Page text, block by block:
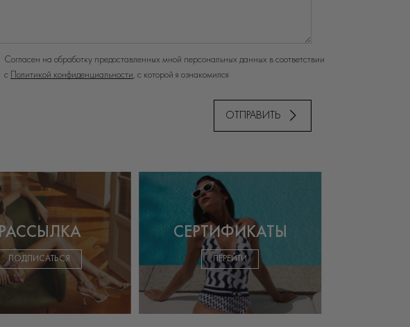
Согласен на обработку предоставленных мной персональных данных в соответствии
с
Политикой конфиденциальности, с которой я ознакомился
ОТПРАВИТЬ
РАССЫЛКА
ПОДПИСАТЬСЯ
СЕРТИФИКАТЫ
ПЕРЕЙТИ